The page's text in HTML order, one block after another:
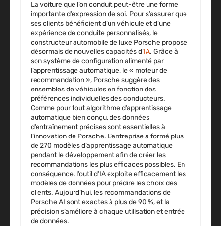
La voiture que l’on conduit peut-être une forme
importante d’expression de soi. Pour s’assurer que
ses clients bénéficient d’un véhicule et d’une
expérience de conduite personnalisés, le
constructeur automobile de luxe Porsche propose
désormais de nouvelles capacités d’IA. Grâce à
son système de configuration alimenté par
l’apprentissage automatique, le « moteur de
recommandation », Porsche suggère des
ensembles de véhicules en fonction des
préférences individuelles des conducteurs.
Comme pour tout algorithme d’apprentissage
automatique bien conçu, des données
d’entraînement précises sont essentielles à
l’innovation de Porsche. L’entreprise a formé plus
de 270 modèles d’apprentissage automatique
pendant le développement afin de créer les
recommandations les plus efficaces possibles. En
conséquence, l’outil d’IA exploite efficacement les
modèles de données pour prédire les choix des
clients. Aujourd’hui, les recommandations de
Porsche AI sont exactes à plus de 90 %, et la
précision s’améliore à chaque utilisation et entrée
de données.